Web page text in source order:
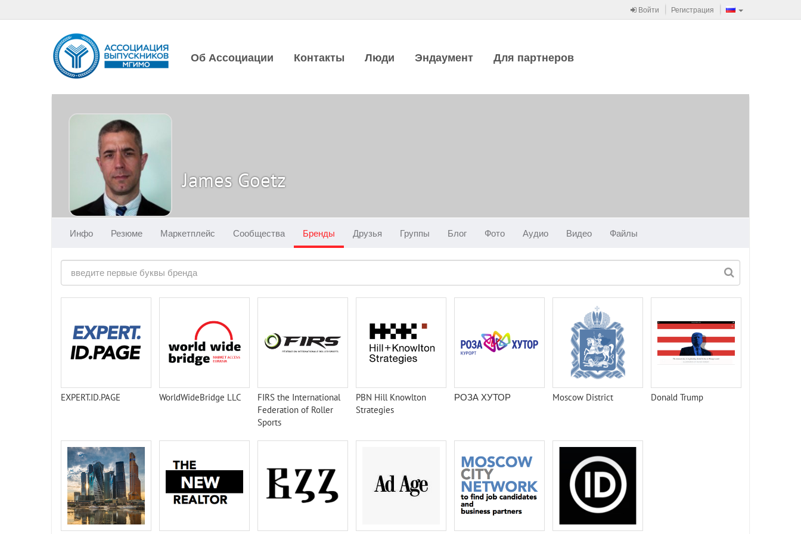
Войти Регистрация
Об Ассоциации Контакты Люди Эндаумент Для партнеров
James Goetz
Инфо Резюме Маркетплейс Сообщества Бренды Друзья Группы Блог Фото Аудио Видео Файлы
EXPERT.ID.PAGE WorldWideBridge LLC
FIRS the International
Federation of Roller
Sports
PBN Hill Knowlton
Strategies
РОЗА ХУТОР Moscow District Donald Trump